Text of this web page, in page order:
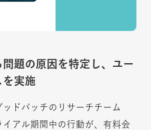
題の原因を特定し、ユー
を実施
ドパッチのリサーチチーム
アル期間中の行動が、有料会